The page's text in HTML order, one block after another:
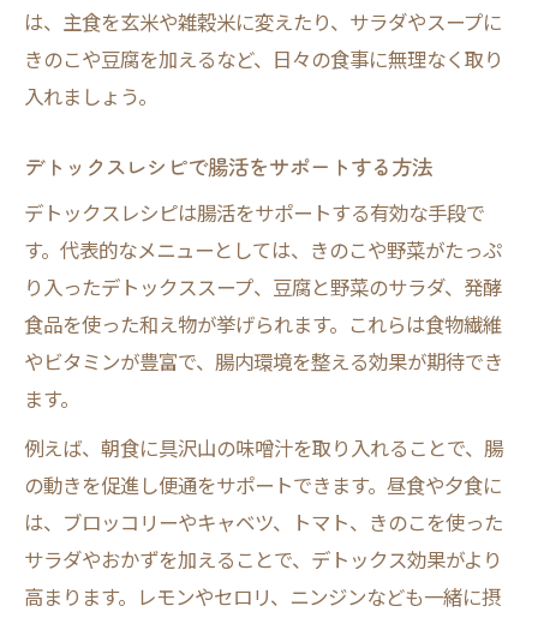
は、主食を玄米や雑穀米に変えたり、サラダやスープに
きのこや豆腐を加えるなど、日々の食事に無理なく取り
入れましょう。
デトックスレシピで腸活をサポートする方法
デトックスレシピは腸活をサポートする有効な手段で
す。代表的なメニューとしては、きのこや野菜がたっぷ
り入ったデトックススープ、豆腐と野菜のサラダ、発酵
食品を使った和え物が挙げられます。これらは食物繊維
やビタミンが豊富で、腸内環境を整える効果が期待でき
ます。
例えば、朝食に具沢山の味噌汁を取り入れることで、腸
の動きを促進し便通をサポートできます。昼食や夕食に
は、ブロッコリーやキャベツ、トマト、きのこを使った
サラダやおかずを加えることで、デトックス効果がより
高まります。レモンやセロリ、ニンジンなども一緒に摂